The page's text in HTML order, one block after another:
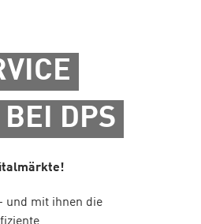
DPS
und mit ihnen die